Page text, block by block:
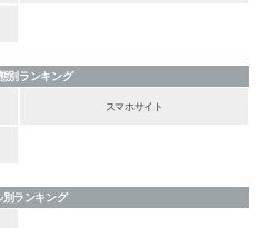
別ランキング
スマホサイト
別ランキング